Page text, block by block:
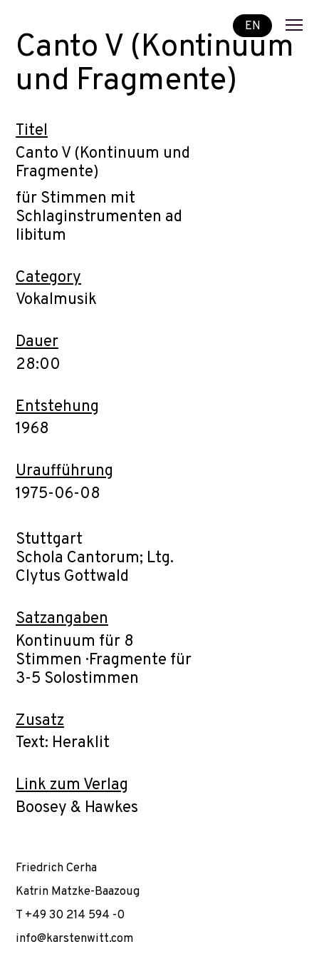
EN
Canto V (Kontinuum
und Fragmente)
Titel
Canto V (Kontinuum und
Fragmente)
für Stimmen mit
Schlaginstrumenten ad
libitum
Category
Vokalmusik
Dauer
28:00
Entstehung
1968
Uraufführung
1975-06-08
Stuttgart
Schola Cantorum; Ltg.
Clytus Gottwald
Satzangaben
Kontinuum für 8
Stimmen · Fragmente für
3-5 Solostimmen
Zusatz
Text: Heraklit
Link zum Verlag
Boosey & Hawkes
Friedrich Cerha
Katrin Matzke-Baazoug
T +49 30 214 594 -0
info@karstenwitt.com